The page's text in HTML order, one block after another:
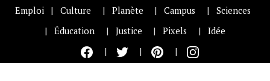
Emploi Culture Planète Campus
Sciences
Éducation
Justice Pixels Idée